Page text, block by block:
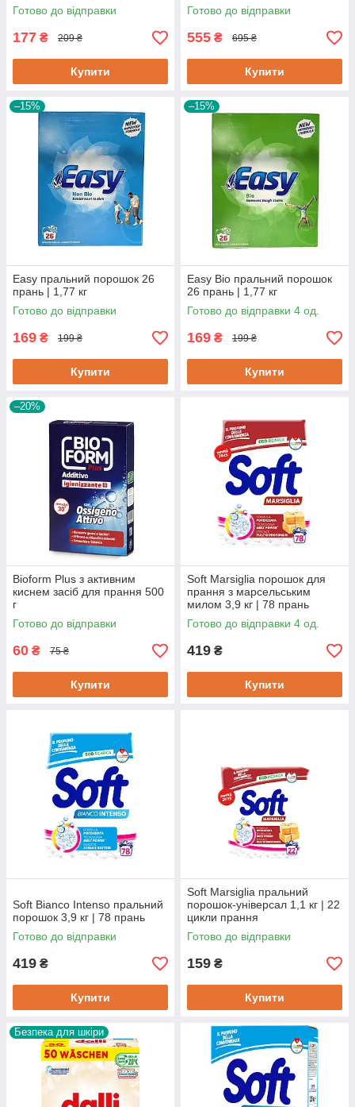
Готово до відправки
177 ₴ 209 ₴
Купити
Готово до відправки
555 ₴ 695 ₴
Купити
–15%
Easy пральний порошок 26
прань | 1,77 кг
Готово до відправки
169 ₴ 199 ₴
Купити
–15%
Easy Bio пральний порошок
26 прань | 1,77 кг
Готово до відправки 4 од.
169 ₴ 199 ₴
Купити
–20%
Bioform Plus з активним
киснем засіб для прання 500
г
Готово до відправки
60 ₴ 75 ₴
Купити
Soft Marsiglia порошок для
прання з марсельським
милом 3,9 кг | 78 прань
Готово до відправки 4 од.
419 ₴
Купити
Soft Bianco Intenso пральний
порошок 3,9 кг | 78 прань
Готово до відправки
419 ₴
Купити
Soft Marsiglia пральний
порошок-універсал 1,1 кг | 22
цикли прання
Готово до відправки
159 ₴
Купити
Безпека для шкіри